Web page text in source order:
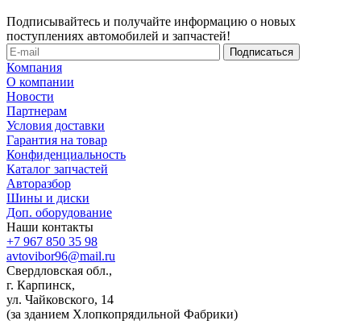
Подписывайтесь и получайте информацию о новых
поступлениях автомобилей и запчастей!
Компания
О компании
Новости
Партнерам
Условия доставки
Гарантия на товар
Конфиденциальность
Каталог запчастей
Авторазбор
Шины и диски
Доп. оборудование
Наши контакты
+7 967 850 35 98
avtovibor96@mail.ru
Свердловская обл.,
г. Карпинск,
ул. Чайковского, 14
(за зданием Хлопкопрядильной Фабрики)